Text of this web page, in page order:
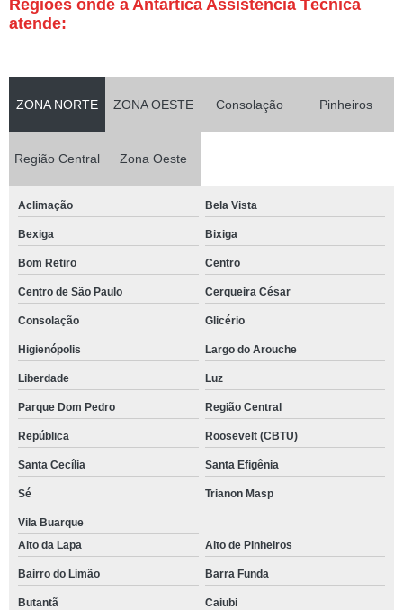
Regiões onde a Antártica Assistência Técnica
atende:
ZONA NORTE ZONA OESTE Consolação Pinheiros
Região Central Zona Oeste
Aclimação Bela Vista
Bexiga Bixiga
Bom Retiro Centro
Centro de São Paulo Cerqueira César
Consolação Glicério
Higienópolis Largo do Arouche
Liberdade Luz
Parque Dom Pedro Região Central
República Roosevelt (CBTU)
Santa Cecília Santa Efigênia
Sé Trianon Masp
Vila Buarque
Alto da Lapa
Alto de Pinheiros
Bairro do Limão Barra Funda
Butantã Caiubi